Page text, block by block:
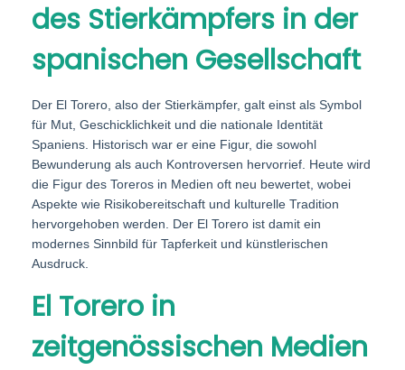
des Stierkämpfers in der
spanischen Gesellschaft
Der El Torero, also der Stierkämpfer, galt einst als Symbol
für Mut, Geschicklichkeit und die nationale Identität
Spaniens. Historisch war er eine Figur, die sowohl
Bewunderung als auch Kontroversen hervorrief. Heute wird
die Figur des Toreros in Medien oft neu bewertet, wobei
Aspekte wie Risikobereitschaft und kulturelle Tradition
hervorgehoben werden. Der El Torero ist damit ein
modernes Sinnbild für Tapferkeit und künstlerischen
Ausdruck.
El Torero in
zeitgenössischen Medien